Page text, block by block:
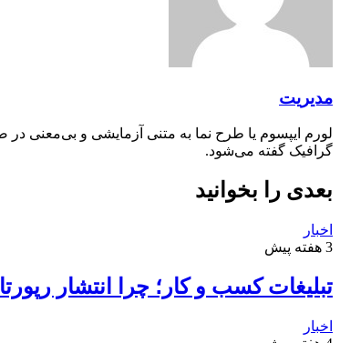
مدیریت
لورم ایپسوم یا طرح‌ نما به متنی آزمایشی و بی‌معنی
گرافیک گفته می‌شود.
بعدی را بخوانید
اخبار
3 هفته پیش
تبلیغات کسب و کار؛ چرا انتشار
اخبار